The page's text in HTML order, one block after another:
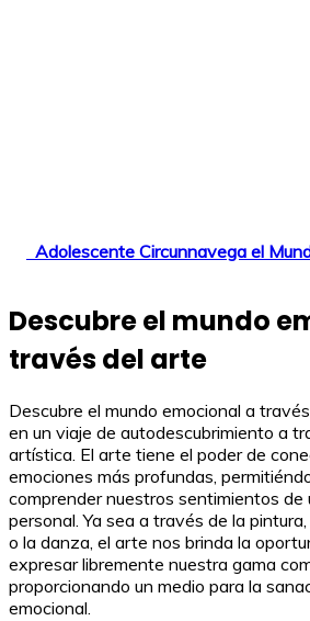
Adolescente Circunnavega el
Descubre el mundo
través del arte
Descubre el mundo emocional a
en un viaje de autodescubrimiento a
artística. El arte tiene el poder de
emociones más profundas,
comprender nuestros sentimientos de
personal. Ya sea a través de la
o la danza, el arte nos brinda la
expresar libremente nuestra gama
proporcionando un medio para la
emocional.